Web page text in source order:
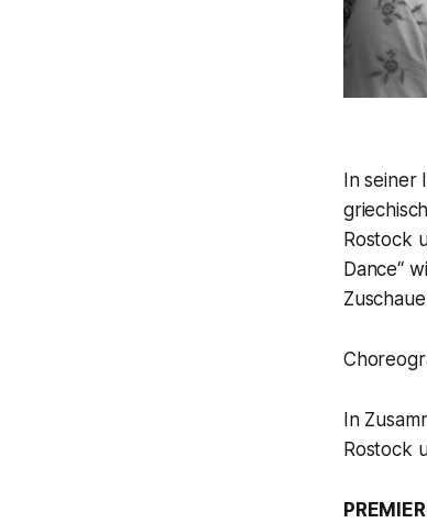
In
Rostock
Dance“
In
Rostock